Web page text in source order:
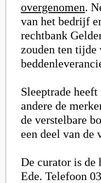
overgenomen.
van het bedrijf
rechtbank
zouden ten
Sleeptrade
andere de
de verstelbare
een deel van de
De curator is de
Ede. Telefoon